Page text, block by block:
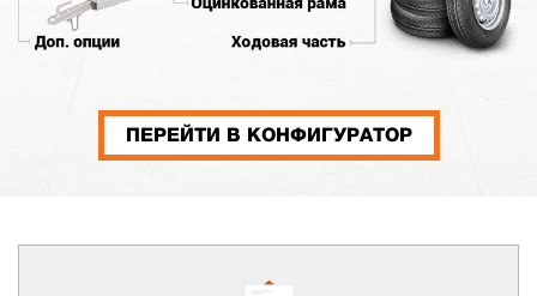
ПЕРЕЙТИ В КОНФИГУРАТОР